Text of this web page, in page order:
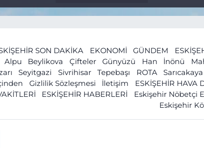
SON DAKİKA EKONOMİ GÜNDEM
Alpu Beylikova Çifteler Günyüzü Han İnönü
Seyitgazi Sivrihisar Tepebaşı ROTA Sarıcakaya
Gizlilik Sözleşmesi İletişim
ESKİŞEHİR HAVA
ESKİŞEHİR HABERLERİ
Eskişehir Nöbetçi
Eskişehir